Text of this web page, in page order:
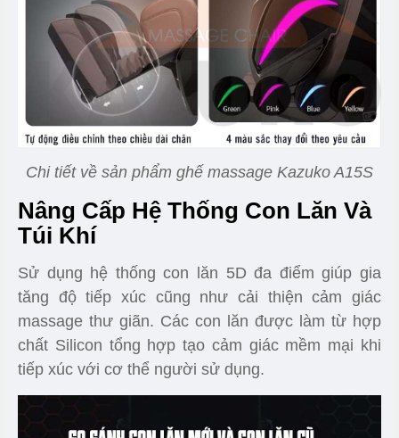
Chi tiết về sản phẩm ghế massage Kazuko A15S
Nâng Cấp Hệ Thống Con Lăn Và
Túi Khí
Sử dụng hệ thống con lăn 5D đa điểm giúp gia
tăng độ tiếp xúc cũng như cải thiện cảm giác
massage thư giãn. Các con lăn được làm từ hợp
chất Silicon tổng hợp tạo cảm giác mềm mại khi
tiếp xúc với cơ thể người sử dụng.